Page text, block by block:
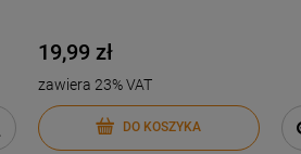
19,99 zł
zawiera 23% VAT
DO KOSZYKA